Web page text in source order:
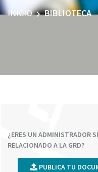
INICIO BIBLIOTECA
¿ERES UN ADMINISTRADOR
RELACIONADO A LA GRD?
PUBLICA TU